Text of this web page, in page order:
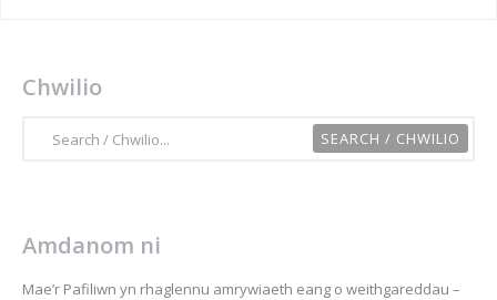
Chwilio
Amdanom ni
Mae’r Pafiliwn yn rhaglennu amrywiaeth eang o weithgareddau –